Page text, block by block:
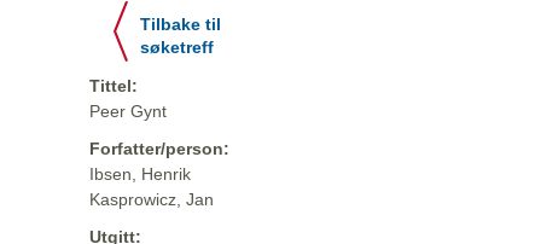
Tilbake til
søketreff
Tittel:
Peer Gynt
Forfatter/person:
Ibsen, Henrik
Kasprowicz, Jan
Utgitt: